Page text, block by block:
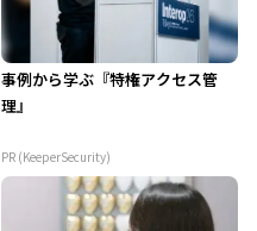
事例から学ぶ『特権アクセス管
理』
PR (KeeperSecurity)